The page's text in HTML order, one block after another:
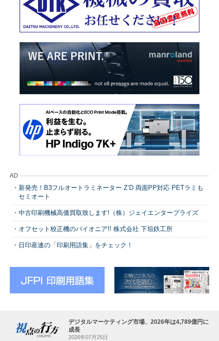
AD
新発売！B3フルオートラミネーター Z’D 両面PP対応 PETラミも
セミオート
中古印刷機械高価買取致します!（株）ジェイエンタープライズ
オフセット校正機のパイオニア!! 株式会社 下垣鉄工所
日印産連の「印刷用語集」をチェック！
デジタルマーケティング市場、2026年は4,789億円に
成長
2026年07月25日